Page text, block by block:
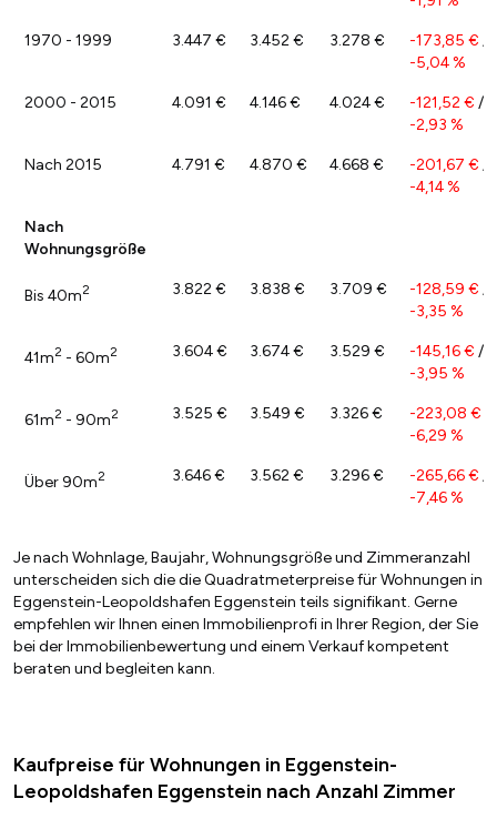
1970 - 1999 3.447 € 3.452 € 3.278 € -173,85 € /
-5,04 %
2000 - 2015 4.091 € 4.146 € 4.024 € -121,52 € /
-2,93 %
Nach 2015 4.791 € 4.870 € 4.668 € -201,67 € /
-4,14 %
Nach
Wohnungsgröße
Bis 40m2 3.822 € 3.838 € 3.709 € -128,59 € /
-3,35 %
41m2 - 60m2 3.604 € 3.674 € 3.529 € -145,16 € /
-3,95 %
61m2 - 90m2 3.525 € 3.549 € 3.326 € -223,08 €
-6,29 %
Über 90m2 3.646 € 3.562 € 3.296 € -265,66 € /
-7,46 %
Je nach Wohnlage, Baujahr, Wohnungsgröße und Zimmeranzahl
unterscheiden sich die die Quadratmeterpreise für Wohnungen in
Eggenstein-Leopoldshafen Eggenstein teils signifikant. Gerne
empfehlen wir Ihnen einen Immobilienprofi in Ihrer Region, der Sie
bei der Immobilienbewertung und einem Verkauf kompetent
beraten und begleiten kann.
Kaufpreise für Wohnungen in Eggenstein-
Leopoldshafen Eggenstein nach Anzahl Zimmer